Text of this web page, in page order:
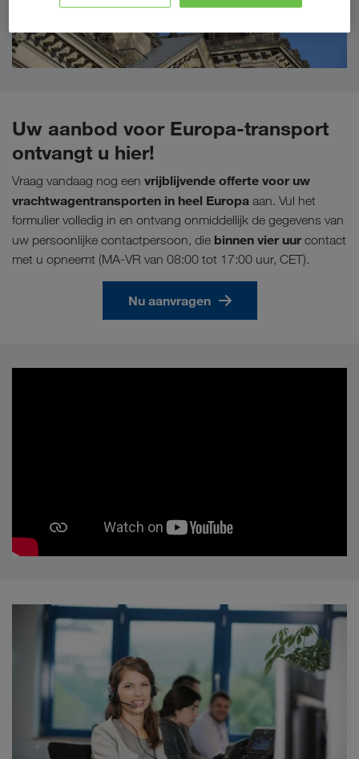
Uw aanbod voor Europa-transport
ontvangt u hier!
Vraag vandaag nog een vrijblijvende offerte voor uw
vrachtwagentransporten in heel Europa aan. Vul het
formulier volledig in en ontvang onmiddellijk de gegevens van
uw persoonlijke contactpersoon, die binnen vier uur contact
met u opneemt (MA-VR van 08:00 tot 17:00 uur, CET).
Nu aanvragen